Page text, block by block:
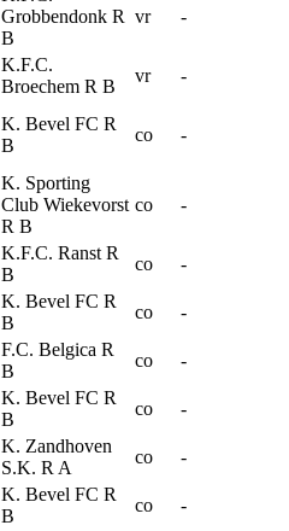
Grobbendonk R
B
vr -
K.F.C.
Broechem R B
vr -
K. Bevel FC R
B
co -
K. Sporting
Club Wiekevorst
R B
co -
K.F.C. Ranst R
B
co -
K. Bevel FC R
B
co -
F.C. Belgica R
B
co -
K. Bevel FC R
B
co -
K. Zandhoven
S.K. R A
co -
K. Bevel FC R
B
co -